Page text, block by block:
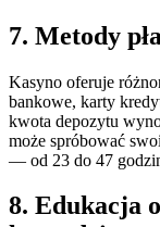
7. Metody
Kasyno oferuje
bankowe, karty
kwota depozytu
może spróbować
— od 23 do 47
8. Edukacja